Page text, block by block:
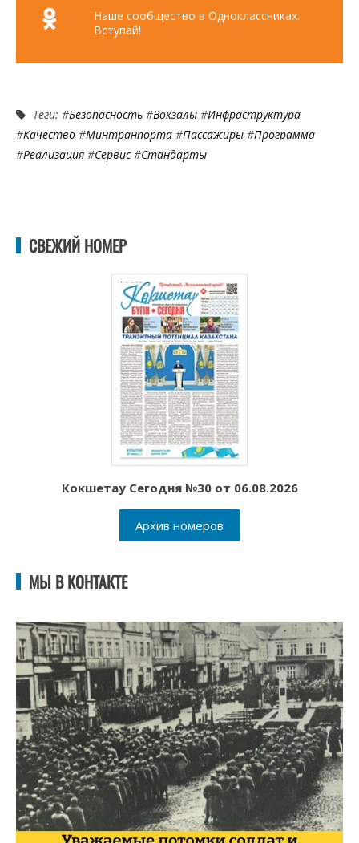
Наше сообщество в Одноклассниках.
Вступай!
Теги: #Безопасность #Вокзалы #Инфраструктура
#Качество #Минтранпорта #Пассажиры #Программа
#Реализация #Сервис#Стандарты
СВЕЖИЙ НОМЕР
Кокшетау Сегодня №30 от 06.08.2026
Архив номеров
МЫ В КОНТАКТЕ